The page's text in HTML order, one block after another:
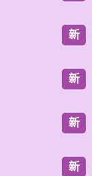
新
新
新
新